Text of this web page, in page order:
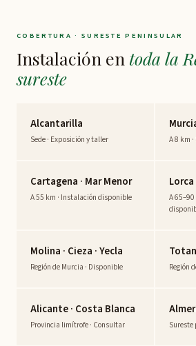
COBERTURA · SURESTE PENINSULAR
Instalación en toda la
sureste
Alcantarilla
Sede · Exposición y taller A 8 km
Cartagena · Mar Menor
A 55 km · Instalación disponible
Lorca
A
Molina · Cieza · Yecla
Región de Murcia · Disponible Región
Alicante · Costa Blanca
Provincia limítrofe · Consultar